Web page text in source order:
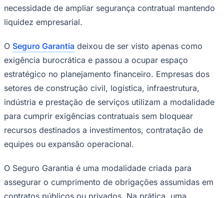
Goiás
necessidade de ampliar segurança contratual mantendo
liquidez empresarial.
O Seguro Garantia deixou de ser visto apenas como
exigência burocrática e passou a ocupar espaço
estratégico no planejamento financeiro. Empresas dos
setores de construção civil, logística, infraestrutura,
indústria e prestação de serviços utilizam a modalidade
para cumprir exigências contratuais sem bloquear
recursos destinados a investimentos, contratação de
equipes ou expansão operacional.
O Seguro Garantia é uma modalidade criada para
assegurar o cumprimento de obrigações assumidas em